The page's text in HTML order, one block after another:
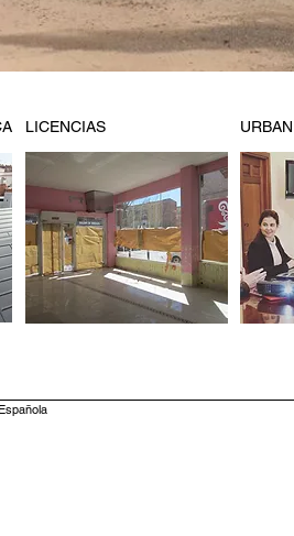
LICENCIAS